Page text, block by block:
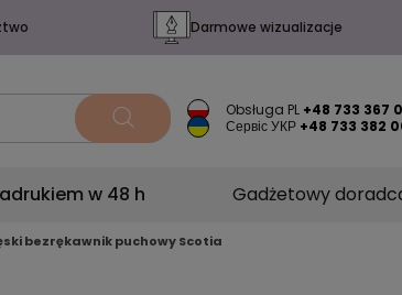
Darmowe wizualizacje
Obsługa PL +48 733 367
Сервіс УКР +48 733 382
w 48 h Gadżetowy
bezrękawnik puchowy Scotia